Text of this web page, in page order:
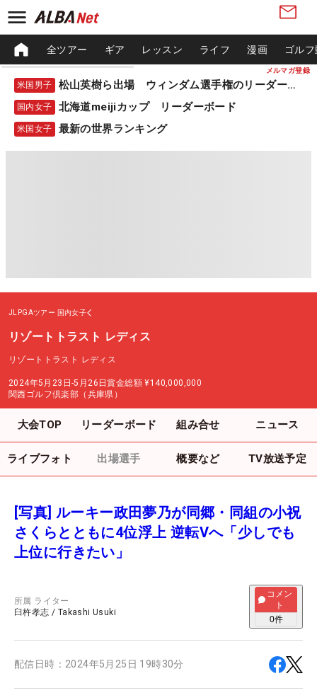
メルマガ登録
全ツアー ギア レッスン ライフ 漫画 ゴル
米国男子 松山英樹ら出場 ウィンダム選手権のリーダーボード
国内女子 北海道meijiカップ リーダーボード
米国女子 最新の世界ランキング
JLPGAツアー 国内女子
リゾートトラスト レディス
リゾートトラスト レディス
2024年5月23日-5月26日賞金総額 ¥140,000,000
関西ゴルフ倶楽部（兵庫県）
大会TOP リーダーボード 組み合せ ニュース
ライブフォト 出場選手 概要など TV放送予定
[写真] ルーキー政田夢乃が同郷・同組の小祝
さくらとともに4位浮上 逆転Vへ「少しでも
上位に行きたい」
所属 ライター
臼杵孝志 / Takashi Usuki
コメン
ト
0件
配信日時： 2024年5月25日 19時30分